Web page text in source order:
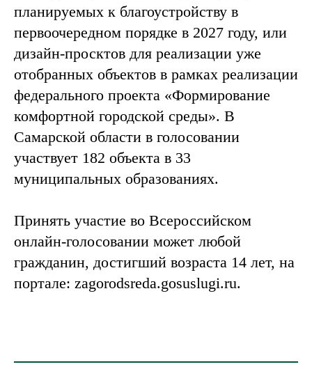
планируемых к благоустройству в
первоочередном порядке в 2027 году, или
дизайн-просктов для реализации уже
отобранных объектов в рамках реализации
федерального проекта «Формирование
комфортной городской среды». В
Самарской области в голосовании
участвует 182 объекта в 33
муниципальных образованиях.
Принять участие во Всероссийском
онлайн-голосовании может любой
гражданин, достигший возраста 14 лет, на
портале: zagorodsreda.gosuslugi.ru.